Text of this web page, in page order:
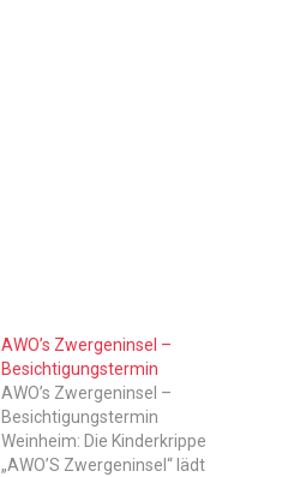
AWO’s Zwergeninsel –
Besichtigungstermin
AWO’s Zwergeninsel –
Besichtigungstermin
Weinheim: Die Kinderkrippe
„AWO’S Zwergeninsel“ lädt